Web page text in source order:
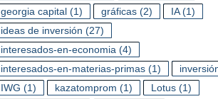
georgia capital (1) gráficas (2) IA(1)
ideas de inversión (27)
interesados-en-economia (4)
interesados-en-materias-primas (1)
IWG (1) kazatomprom (1) Lotus (1)